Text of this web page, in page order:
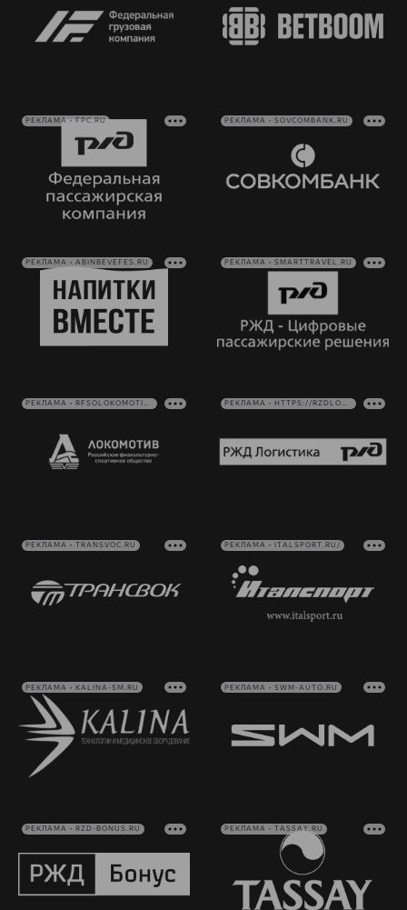
РЕКЛАМА • FPC.RU РЕКЛАМА • SOVCOMBANK.RU
РЕКЛАМА • ABINBEVEFES.RU РЕКЛАМА • SMARTTRAVEL.RU
РЕКЛАМА • RFSOLOKOMOTIV.RU РЕКЛАМА • HTTPS://RZDLOG.RU/
РЕКЛАМА • TRANSVOC.RU РЕКЛАМА • ITALSPORT.RU/
РЕКЛАМА • KALINA-SM.RU РЕКЛАМА • SWM-AUTO.RU
РЕКЛАМА • RZD-BONUS.RU РЕКЛАМА • TASSAY.RU